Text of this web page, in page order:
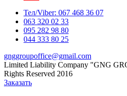
YouTube
Channel
Тел/Viber: 067 468 36 07
063 320 02 33
095 282 98 80
044 333 80 25
gnggroupoffice@gmail.com
Limited Liability Company "GNG
Rights Reserved 2016
Заказать